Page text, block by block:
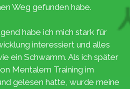
Weg gefunden habe.
habe ich mich stark für
interessiert und alles
ein Schwamm. Als ich später
Mentalem Training im
gelesen hatte, wurde meine